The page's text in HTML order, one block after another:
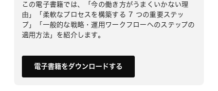
この電子書籍では、「今の働き方がうまくいかない理
由」「柔軟なプロセスを構築する 7 つの重要ステッ
プ」「一般的な戦略・運用ワークフローへのステップの
適用方法」を紹介します。
電子書籍をダウンロードする